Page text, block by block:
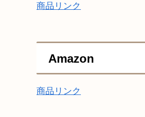
商品リンク
Amazon
商品リンク